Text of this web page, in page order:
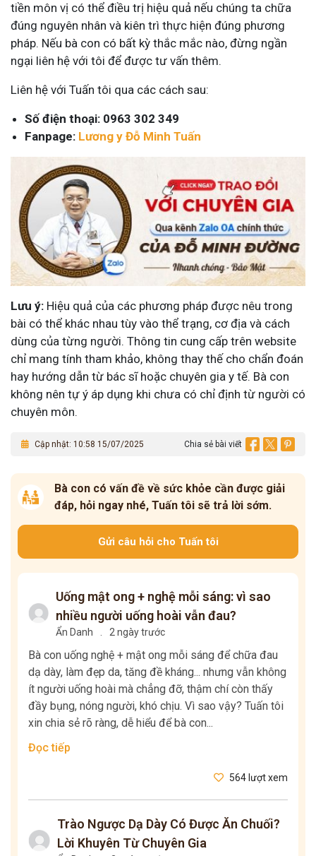
tiền môn vị có thể điều trị hiệu quả nếu chúng ta chữa
đúng nguyên nhân và kiên trì thực hiện đúng phương
pháp. Nếu bà con có bất kỳ thắc mắc nào, đừng ngần
ngại liên hệ với tôi để được tư vấn thêm.
Liên hệ với Tuấn tôi qua các cách sau:
Số điện thoại: 0963 302 349
Fanpage: Lương y Đỗ Minh Tuấn
Lưu ý: Hiệu quả của các phương pháp được nêu trong
bài có thể khác nhau tùy vào thể trạng, cơ địa và cách
dùng của từng người. Thông tin cung cấp trên website
chỉ mang tính tham khảo, không thay thế cho chẩn đoán
hay hướng dẫn từ bác sĩ hoặc chuyên gia y tế. Bà con
không nên tự ý áp dụng khi chưa có chỉ định từ người có
chuyên môn.
Cập nhật: 10:58 15/07/2025 Chia sẻ bài viết
Bà con có vấn đề về sức khỏe cần được giải
đáp, hỏi ngay nhé, Tuấn tôi sẽ trả lời sớm.
Gửi câu hỏi cho Tuấn tôi
Uống mật ong + nghệ mỗi sáng: vì sao
nhiều người uống hoài vẫn đau?
Ẩn Danh 2 ngày trước
Bà con uống nghệ + mật ong mỗi sáng để chữa đau
dạ dày, làm đẹp da, tăng đề kháng... nhưng vẫn không
ít người uống hoài mà chẳng đỡ, thậm chí còn thấy
đầy bụng, nóng người, khó chịu. Vì sao vậy? Tuấn tôi
xin chia sẻ rõ ràng, dễ hiểu để bà con...
Đọc tiếp
564 lượt xem
Trào Ngược Dạ Dày Có Được Ăn Chuối?
Lời Khuyên Từ Chuyên Gia